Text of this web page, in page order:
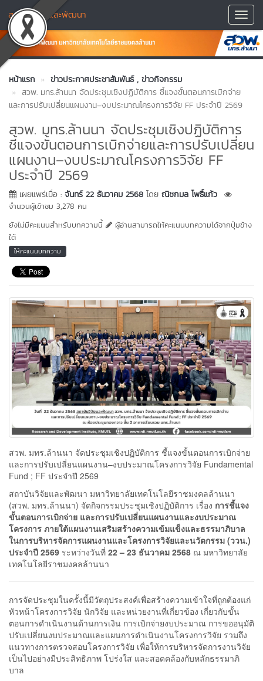
สถาบันวิจัยและพัฒนา
หน้าแรก ข่าวประกาศประชาสัมพันธ์ , ข่าวกิจกรรม
สวพ. มทร.ล้านนา จัดประชุมเชิงปฏิบัติการ ชี้แจงขั้นตอนการเบิกจ่าย
และการปรับเปลี่ยนแผนงาน–งบประมาณโครงการวิจัย FF ประจำปี 2569
สวพ. มทร.ล้านนา จัดประชุมเชิงปฏิบัติการ
ชี้แจงขั้นตอนการเบิกจ่ายและการปรับเปลี่ยน
แผนงาน–งบประมาณโครงการวิจัย FF
ประจำปี 2569
เผยแพร่เมื่อ : จันทร์ 22 ธันวาคม 2568 โดย ณิชกมล โพธิ์แก้ว
จำนวนผู้เข้าชม 3,278 คน
ยังไม่มีคะแนนสำหรับบทความนี้
ผู้อ่านสามารถให้คะแนนบทความได้จากปุ่มข้าง
ใต้
ให้คะแนนบทความ
สวพ. มทร.ล้านนา จัดประชุมเชิงปฏิบัติการ ชี้แจงขั้นตอนการเบิกจ่าย
และการปรับเปลี่ยนแผนงาน–งบประมาณโครงการวิจัย Fundamental
Fund ; FF ประจำปี 2569
สถาบันวิจัยและพัฒนา มหาวิทยาลัยเทคโนโลยีราชมงคลล้านนา
(สวพ. มทร.ล้านนา) จัดกิจกรรมประชุมเชิงปฏิบัติการ เรื่อง การชี้แจง
ขั้นตอนการเบิกจ่าย และการปรับเปลี่ยนแผนงานและงบประมาณ
โครงการ ภายใต้แผนงานเสริมสร้างความเข้มแข็งและธรรมาภิบาล
ในการบริหารจัดการแผนงานและโครงการวิจัยและนวัตกรรม (ววน.)
ประจำปี 2569 ระหว่างวันที่ 22 – 23 ธันวาคม 2568 ณ มหาวิทยาลัย
เทคโนโลยีราชมงคลล้านนา
การจัดประชุมในครั้งนี้มีวัตถุประสงค์เพื่อสร้างความเข้าใจที่ถูกต้องแก่
หัวหน้าโครงการวิจัย นักวิจัย และหน่วยงานที่เกี่ยวข้อง เกี่ยวกับขั้น
ตอนการดำเนินงานด้านการเงิน การเบิกจ่ายงบประมาณ การขออนุมัติ
ปรับเปลี่ยนงบประมาณและแผนการดำเนินงานโครงการวิจัย รวมถึง
แนวทางการตรวจสอบโครงการวิจัย เพื่อให้การบริหารจัดการงานวิจัย
เป็นไปอย่างมีประสิทธิภาพ โปร่งใส และสอดคล้องกับหลักธรรมาภิ
บาล